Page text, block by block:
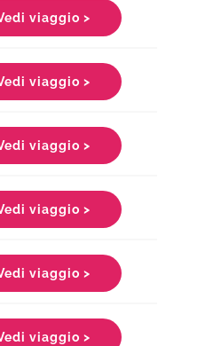
viaggio >
viaggio >
viaggio >
viaggio >
viaggio >
viaggio >